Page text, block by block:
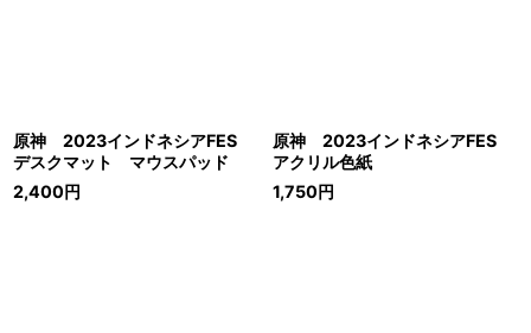
原神 2023インドネシアFES
デスクマット マウスパッド
2,400円
原神 2023インドネシアFES
アクリル色紙
1,750円